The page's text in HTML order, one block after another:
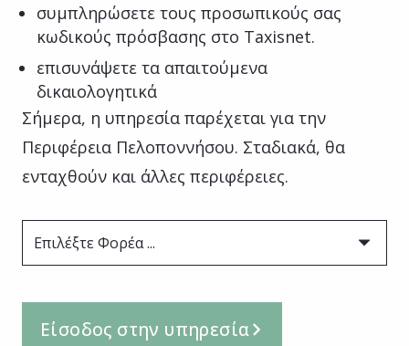
συμπληρώσετε τους προσωπικούς σας
κωδικούς πρόσβασης στο Taxisnet.
επισυνάψετε τα απαιτούμενα
δικαιολογητικά
Σήμερα, η υπηρεσία παρέχεται για την
Περιφέρεια Πελοποννήσου. Σταδιακά, θα
ενταχθούν και άλλες περιφέρειες.
Επιλέξτε Φορέα ...
Είσοδος στην υπηρεσία